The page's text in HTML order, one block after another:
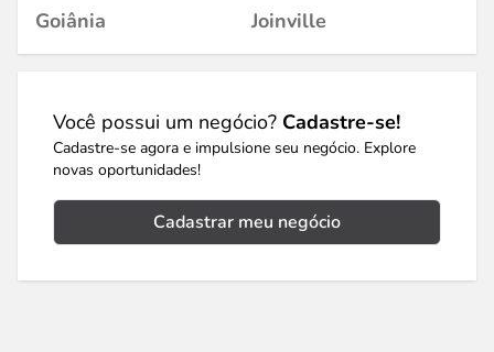
Goiânia
Joinville
Você possui um negócio? Cadastre-se!
Cadastre-se agora e impulsione seu negócio. Explore
novas oportunidades!
Cadastrar meu negócio